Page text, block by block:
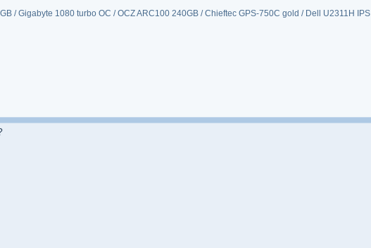
/ Gigabyte 1080 turbo OC / OCZ ARC100 240GB / Chieftec GPS-750C gold / Dell U2311H IPS